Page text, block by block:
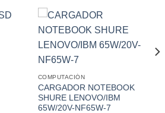
COMPUTACIÓN
CARGADOR NOTEBOOK
SHURE LENOVO/IBM
65W/20V-NF65W-7